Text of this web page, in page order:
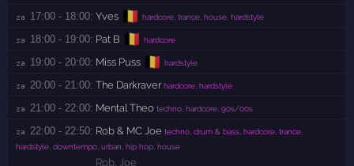
za 17:00 - 18:00: Yves 🇧🇪 hardcore, trance, house, hardstyle
za 18:00 - 19:00: Pat B 🇧🇪 hardcore
za 19:00 - 20:00: Miss Puss 🇧🇪 hardstyle
za 20:00 - 21:00: The Darkraver hardcore, hardstyle
za 21:00 - 22:00: Mental Theo techno, hardcore, 90s/00s
za 22:00 - 22:50: Rob & MC Joe techno, drum & bass, hardcore, trance,
hardstyle, downtempo, urban, hip hop, house
Rob,Joe